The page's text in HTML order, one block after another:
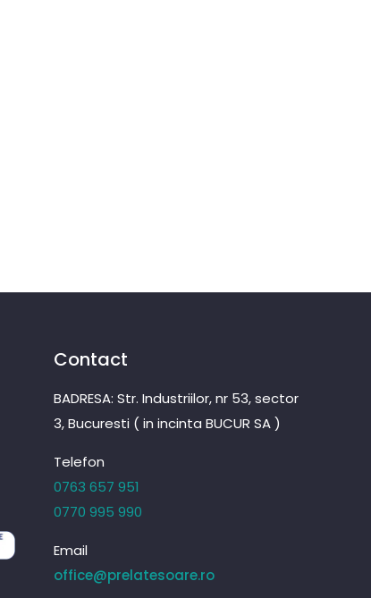
Contact
BADRESA: Str. Industriilor, nr 53, sector
3, Bucuresti ( in incinta BUCUR SA )
Telefon
0763 657 951
0770 995 990
Email
office@prelatesoare.ro